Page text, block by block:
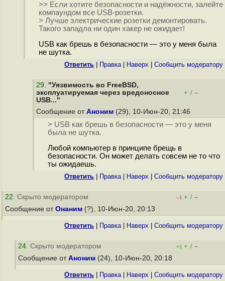
>> Если хотите безопасности и надёжности, залейте
компаундом все USB-розетки.
> Лучше электрические розетки демонтировать.
Такого западла ни один хакер не ожидает!
USB как брешь в безопасности — это у меня была
не шутка.
Ответить Правка| Наверх Cообщить модератору
29. "Уязвимость во FreeBSD,
эксплуатируемая через вредоносное
USB..."
+ / –
Сообщение от Аноним (29), 10-Июн-20, 21:46
> USB как брешь в безопасности — это у меня
была не шутка.
Любой компьютер в принципе брещь в
безопасности. Он может делать совсем не то что
ты ожидаешь.
Ответить Правка| Наверх Cообщить модератору
22. Скрыто модератором –1 + / –
Сообщение от Онаним (?), 10-Июн-20, 20:13
Ответить Правка| Наверх Cообщить модератору
24. Скрыто модератором +1 + / –
Сообщение от Аноним (24), 10-Июн-20, 20:18
Ответить Правка| Наверх Cообщить модератору